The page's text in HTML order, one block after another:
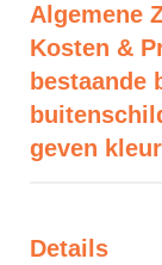
Algemene
Kosten &
bestaande
geven
Details